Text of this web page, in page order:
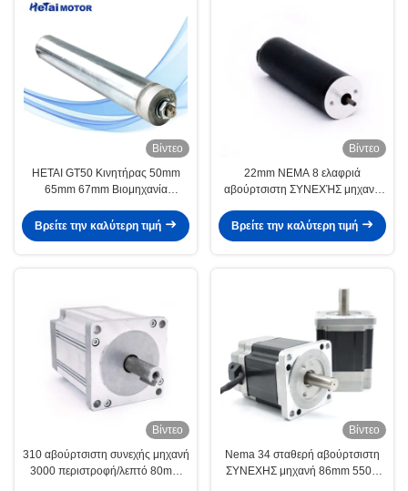
Βίντεο
HETAI GT50 Κινητήρας 50mm
65mm 67mm Βιομηχανία
Βρείτε την καλύτερη τιμή
Βίντεο
22mm NEMA 8 ελαφριά
αβούρτσιστη ΣΥΝΕΧΉΣ μηχανή
NM
Βρείτε την καλύτερη τιμή
Βίντεο
310 αβούρτσιστη συνεχής μηχανή
3000 περιστροφή/λεπτό 80mm
Βίντεο
Nema 34 σταθερή αβούρτσιστη
ΣΥΝΕΧΗΣ μηχανή 86mm 550w